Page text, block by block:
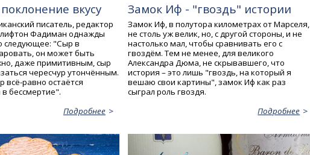
вкусу
писатель, редактор
Фадиман однажды
следующее: "Сыр в
он может быть
даже примитивным, сыр
чересчур утончённым.
всё-равно остаётся
бессмертие".
Подробнее
Замок Иф - "гвоздь" истории
Замок Иф, в полутора километрах от Марселя,
не столь уж велик, но, с другой стороны, и не
настолько мал, чтобы сравнивать его с
гвоздём. Тем не менее, для великого
Александра Дюма, не скрывавшего, что
история – это лишь "гвоздь, на который я
вешаю свои картины", замок Иф как раз
сыграл роль гвоздя.
Подробнее